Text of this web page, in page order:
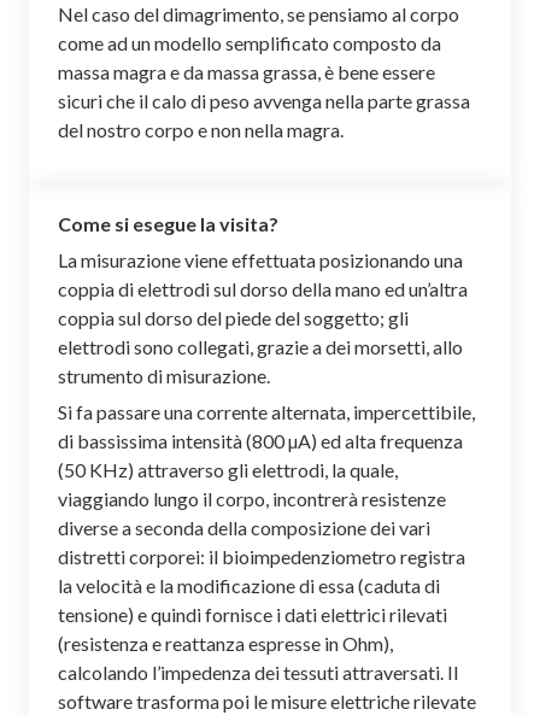
Nel caso del dimagrimento, se pensiamo al corpo
come ad un modello semplificato composto da
massa magra e da massa grassa, è bene essere
sicuri che il calo di peso avvenga nella parte grassa
del nostro corpo e non nella magra.
Come si esegue la visita?
La misurazione viene effettuata posizionando una
coppia di elettrodi sul dorso della mano ed un’altra
coppia sul dorso del piede del soggetto; gli
elettrodi sono collegati, grazie a dei morsetti, allo
strumento di misurazione.
Si fa passare una corrente alternata, impercettibile,
di bassissima intensità (800 µA) ed alta frequenza
(50 KHz) attraverso gli elettrodi, la quale,
viaggiando lungo il corpo, incontrerà resistenze
diverse a seconda della composizione dei vari
distretti corporei: il bioimpedenziometro registra
la velocità e la modificazione di essa (caduta di
tensione) e quindi fornisce i dati elettrici rilevati
(resistenza e reattanza espresse in Ohm),
calcolando l’impedenza dei tessuti attraversati. Il
software trasforma poi le misure elettriche rilevate